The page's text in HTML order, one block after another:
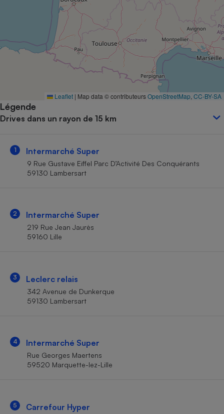
Leaflet | Map data © contributeursOpenStreetMap CC-BY-SA
Légende
Drives dans un rayon de 15 km
1 Intermarché Super
9 Rue Gustave Eiffel Parc D’Activité Des Conquérants
59130 Lambersart
2 Intermarché Super
219 Rue Jean Jaurès
59160 Lille
3 Leclerc relais
342 Avenue de Dunkerque
59130 Lambersart
4 Intermarché Super
Rue Georges Maertens
59520 Marquette-lez-Lille
5 Carrefour Hyper
Complément
alimentaire
Assurance emprunteur
Banque
Petit électroménager -
Matelas
Mutuelle